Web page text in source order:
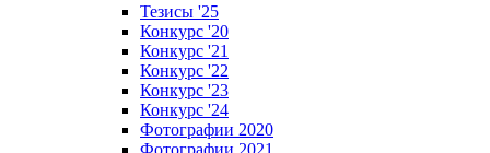
Тезисы '25
Конкурс '20
Конкурс '21
Конкурс '22
Конкурс '23
Конкурс '24
Фотографии 2020
Фотографии 2021